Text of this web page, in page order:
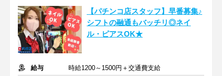
【パチンコ店スタッフ】早番募集♪
シフトの融通もバッチリ◎ネイ
ル・ピアスOK★
給与
時給1200～1500円＋交通費支給